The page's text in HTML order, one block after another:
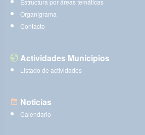
Estructura por áreas temáticas
Organigrama
Contacto
Actividades Municipios
Listado de actividades
Noticias
Calendario